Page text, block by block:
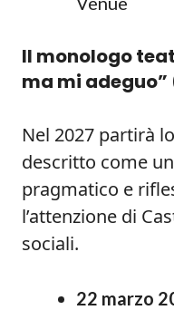
Il monologo
ma mi
Nel 2027 partirà
descritto come
pragmatico e
l’attenzione di
sociali.
22 marzo